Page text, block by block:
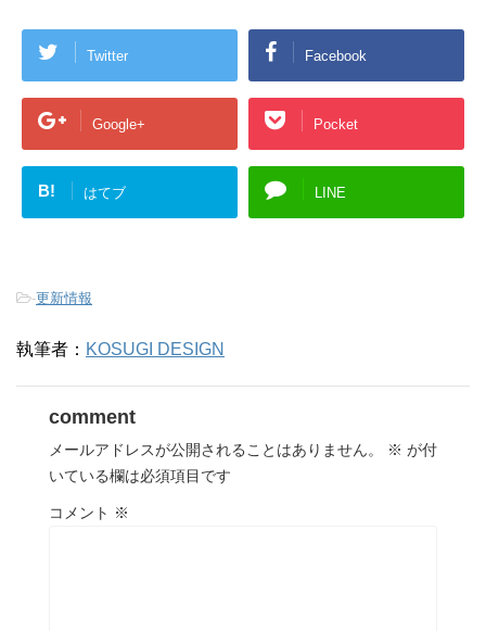
Twitter Facebook
Google+ Pocket
B! はてブ LINE
-更新情報
執筆者： KOSUGI DESIGN
comment
メールアドレスが公開されることはありません。 ※ が付
いている欄は必須項目です
コメント ※